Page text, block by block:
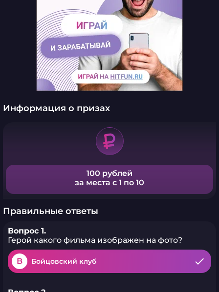
Информация о призах
100 рублей
за места с 1 по 10
Правильные ответы
Вопрос 1.
Герой какого фильма изображен на фото?
B Бойцовский клуб